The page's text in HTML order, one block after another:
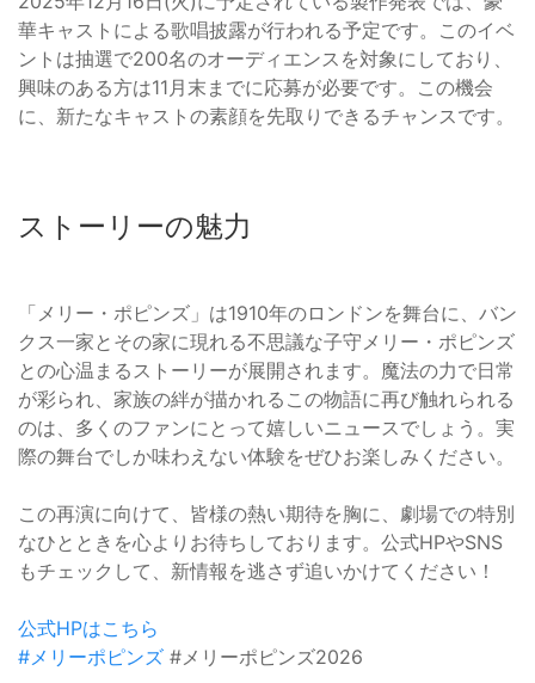
華キャストによる歌唱披露が行われる予定です。このイベ
ントは抽選で200名のオーディエンスを対象にしており、
興味のある方は11月末までに応募が必要です。この機会
に、新たなキャストの素顔を先取りできるチャンスです。
ストーリーの魅力
「メリー・ポピンズ」は1910年のロンドンを舞台に、バン
クス一家とその家に現れる不思議な子守メリー・ポピンズ
との心温まるストーリーが展開されます。魔法の力で日常
が彩られ、家族の絆が描かれるこの物語に再び触れられる
のは、多くのファンにとって嬉しいニュースでしょう。実
際の舞台でしか味わえない体験をぜひお楽しみください。
この再演に向けて、皆様の熱い期待を胸に、劇場での特別
なひとときを心よりお待ちしております。公式HPやSNS
もチェックして、新情報を逃さず追いかけてください！
公式HPはこちら
#メリーポピンズ #メリーポピンズ2026